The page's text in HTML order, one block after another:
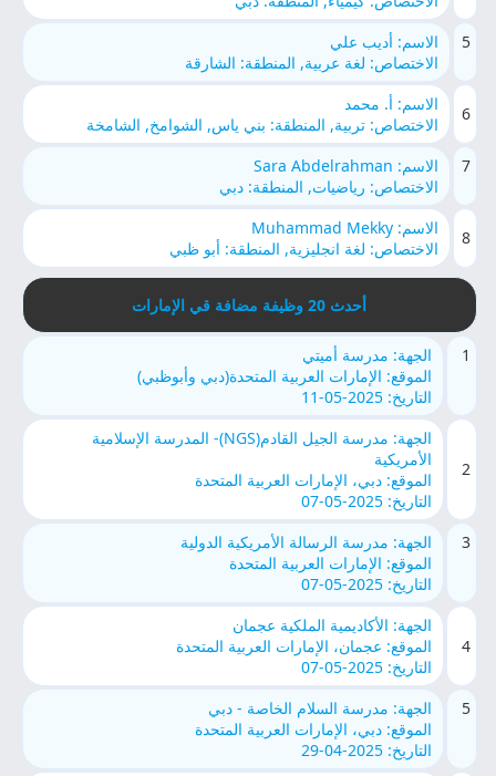
5
الاسم: أديب علي
الاختصاص: لغة عربية, المنطقة: الشارقة
6
الاسم: أ. محمد
الاختصاص: تربية, المنطقة: بني ياس, الشوامخ, الشامخة
7
الاسم: Sara Abdelrahman
الاختصاص: رياضيات, المنطقة: دبي
8
الاسم: Muhammad Mekky
الاختصاص: لغة انجليزية, المنطقة: أبو ظبي
أحدث 20 وظيفة مضافة قي الإمارات
1
الجهة: مدرسة أميتي
الموقع: الإمارات العربية المتحدة(دبي وأبوظبي)
التاريخ: 2025-05-11
2
الجهة: مدرسة الجيل القادم(NGS)- المدرسة الإسلامية
الأمريكية
الموقع: دبي، الإمارات العربية المتحدة
التاريخ: 2025-05-07
3
الجهة: مدرسة الرسالة الأمريكية الدولية
الموقع: الإمارات العربية المتحدة
التاريخ: 2025-05-07
4
الجهة: الأكاديمية الملكية عجمان
الموقع: عجمان، الإمارات العربية المتحدة
التاريخ: 2025-05-07
5
الجهة: مدرسة السلام الخاصة - دبي
الموقع: دبي، الإمارات العربية المتحدة
التاريخ: 2025-04-29